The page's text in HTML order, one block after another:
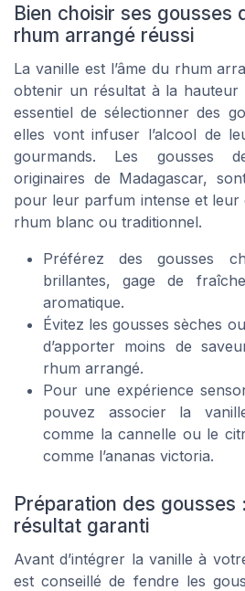
Bien choisir ses gousses
rhum arrangé réussi
La vanille est l’âme du rhum
obtenir un résultat à la hauteur
essentiel de sélectionner des
elles vont infuser l’alcool de
gourmands. Les gousses
originaires de Madagascar,
pour leur parfum intense et leur
rhum blanc ou traditionnel.
Préférez des gousses
brillantes, gage de
aromatique.
Évitez les gousses sèches
d’apporter moins de
rhum arrangé.
Pour une expérience
pouvez associer la
comme la cannelle ou le
comme l’ananas victoria.
Préparation des gousses
résultat garanti
Avant d’intégrer la vanille à
est conseillé de fendre les